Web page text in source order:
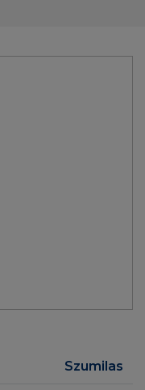
Szumilas